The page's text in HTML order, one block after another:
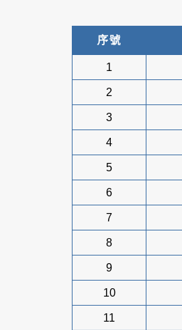
序號
1
2
3
4
5
6
7
8
9
10
11